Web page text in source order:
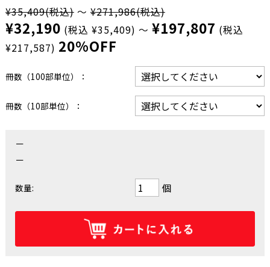
¥35,409(税込) ～ ¥271,986(税込)
¥32,190 (税込 ¥35,409) ～ ¥197,807 (税込
¥217,587) 20%OFF
冊数（100部単位）：
冊数（10部単位）：
－
－
数量: 個